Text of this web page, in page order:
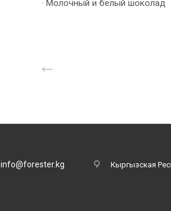
· Молочный и белый шоколад
info@forester.kg Кыргызская